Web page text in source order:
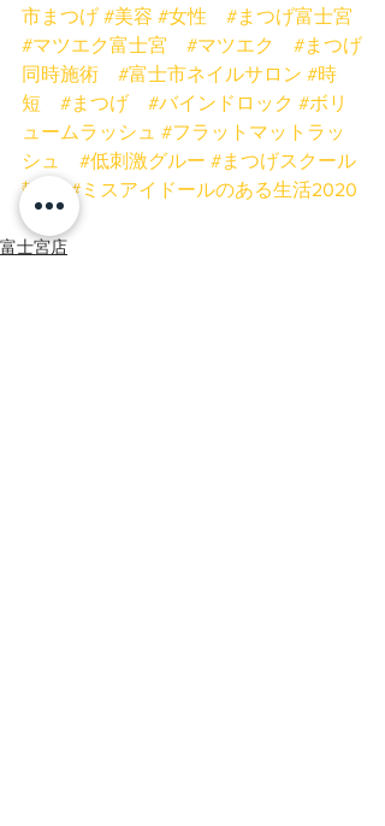
市まつげ #美容 #女性
#まつげ富士宮
#マツエク富士宮
#マツエク
#まつげ
同時施術
#富士市ネイルサロン #時
短
#まつげ #バインドロック #ボリ
ュームラッシュ #フラットマットラッ
シュ
#低刺激グルー #まつげスクール
静岡
#ミスアイドールのある生活2020
富士宮店